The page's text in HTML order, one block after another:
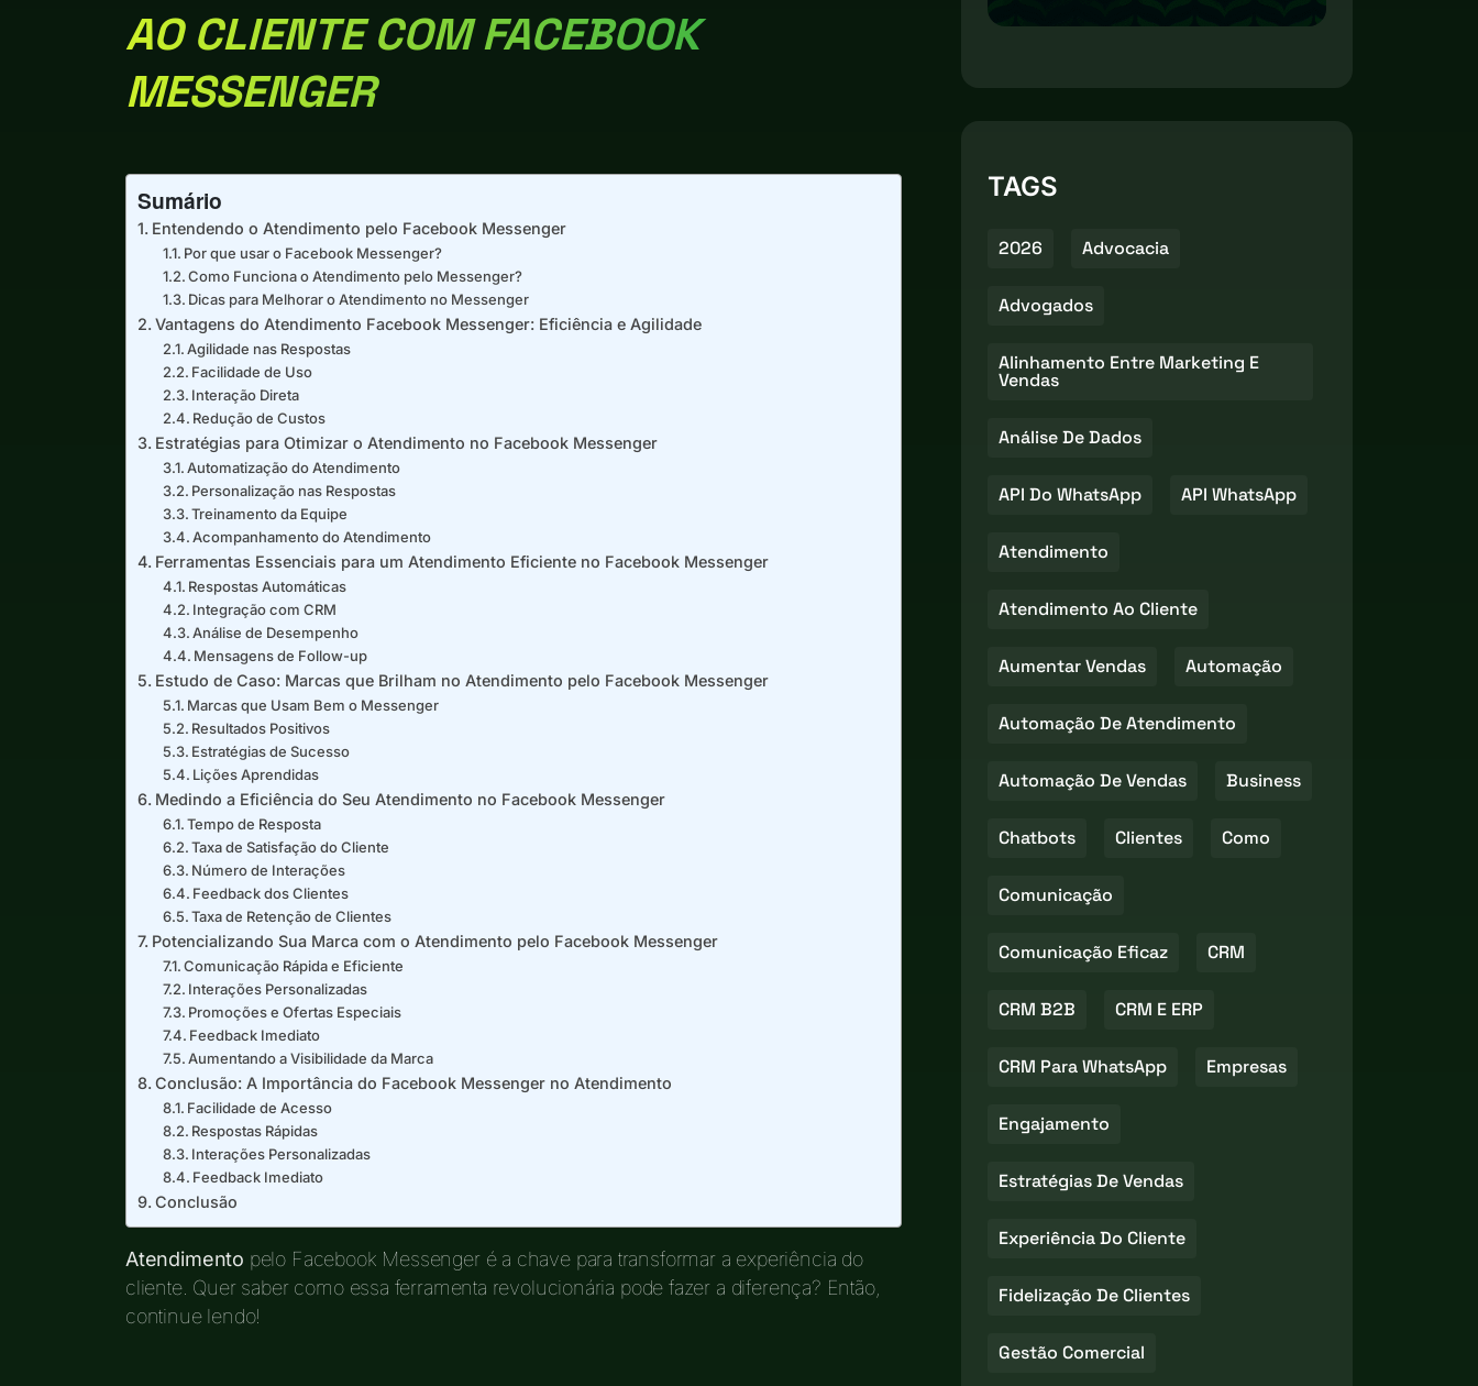
AO CLIENTE COM FACEBOOK
MESSENGER
Sumário
Entendendo o Atendimento pelo Facebook Messenger
Por que usar o Facebook Messenger?
Como Funciona o Atendimento pelo Messenger?
Dicas para Melhorar o Atendimento no Messenger
Vantagens do Atendimento Facebook Messenger: Eficiência e Agilidade
Agilidade nas Respostas
Facilidade de Uso
Interação Direta
Redução de Custos
Estratégias para Otimizar o Atendimento no Facebook Messenger
Automatização do Atendimento
Personalização nas Respostas
Treinamento da Equipe
Acompanhamento do Atendimento
Ferramentas Essenciais para um Atendimento Eficiente no Facebook Messenger
Respostas Automáticas
Integração com CRM
Análise de Desempenho
Mensagens de Follow-up
Estudo de Caso: Marcas que Brilham no Atendimento pelo Facebook Messenger
Marcas que Usam Bem o Messenger
Resultados Positivos
Estratégias de Sucesso
Lições Aprendidas
Medindo a Eficiência do Seu Atendimento no Facebook Messenger
Tempo de Resposta
Taxa de Satisfação do Cliente
Número de Interações
Feedback dos Clientes
Taxa de Retenção de Clientes
Potencializando Sua Marca com o Atendimento pelo Facebook Messenger
Comunicação Rápida e Eficiente
Interações Personalizadas
Promoções e Ofertas Especiais
Feedback Imediato
Aumentando a Visibilidade da Marca
Conclusão: A Importância do Facebook Messenger no Atendimento
Facilidade de Acesso
Respostas Rápidas
Interações Personalizadas
Feedback Imediato
Conclusão
Atendimento pelo Facebook Messenger é a chave para transformar a experiência do
cliente. Quer saber como essa ferramenta revolucionária pode fazer a diferença? Então,
continue lendo!
TAGS
2026 Advocacia
Advogados
Alinhamento Entre Marketing E
Vendas
Análise De Dados
API Do WhatsApp API WhatsApp
Atendimento
Atendimento Ao Cliente
Aumentar Vendas Automação
Automação De Atendimento
Automação De Vendas Business
Chatbots Clientes Como
Comunicação
Comunicação Eficaz CRM
CRM B2B CRM E ERP
CRM Para WhatsApp Empresas
Engajamento
Estratégias De Vendas
Experiência Do Cliente
Fidelização De Clientes
Gestão Comercial